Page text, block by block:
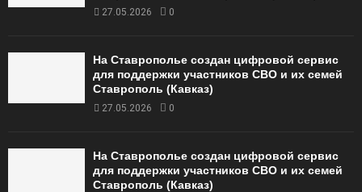
27.05.2026 0
На Ставрополье создан цифровой сервис
для поддержки участников СВО и их семей
Ставрополь (Кавказ)
27.05.2026 0
На Ставрополье создан цифровой сервис
для поддержки участников СВО и их семей
Ставрополь (Кавказ)